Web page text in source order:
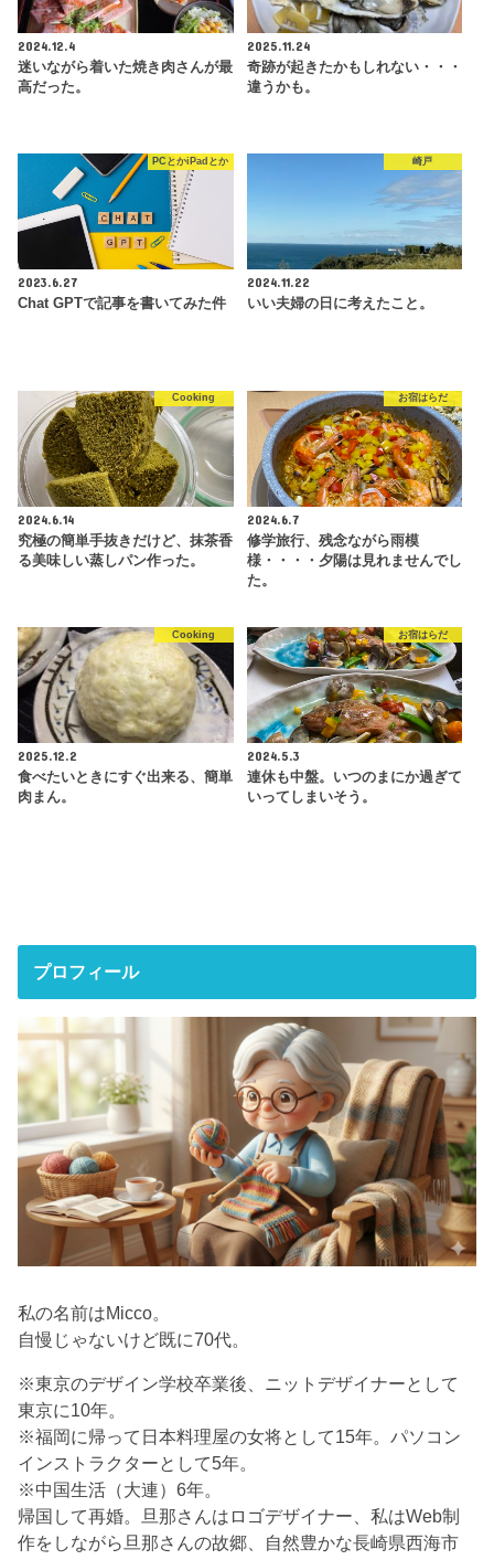
2024.12.4
迷いながら着いた焼き肉さんが最
高だった。
2025.11.24
奇跡が起きたかもしれない・・・
違うかも。
PCとかiPadとか
2023.6.27
Chat GPTで記事を書いてみた件
崎戸
2024.11.22
いい夫婦の日に考えたこと。
Cooking
2024.6.14
究極の簡単手抜きだけど、抹茶香
る美味しい蒸しパン作った。
お宿はらだ
2024.6.7
修学旅行、残念ながら雨模
様・・・・夕陽は見れませんでし
た。
Cooking
2025.12.2
食べたいときにすぐ出来る、簡単
肉まん。
お宿はらだ
2024.5.3
連休も中盤。いつのまにか過ぎて
いってしまいそう。
プロフィール
私の名前はMicco。
自慢じゃないけど既に70代。
※東京のデザイン学校卒業後、ニットデザイナーとして
東京に10年。
※福岡に帰って日本料理屋の女将として15年。パソコン
インストラクターとして5年。
※中国生活（大連）6年。
帰国して再婚。旦那さんはロゴデザイナー、私はWeb制
作をしながら旦那さんの故郷、自然豊かな長崎県西海市